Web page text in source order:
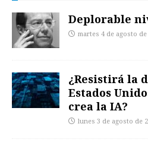
Deplorable
martes 4 de agosto de
¿Resistirá la
Estados
crea la IA?
lunes 3 de agosto de